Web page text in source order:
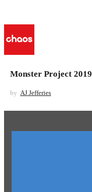
Monster Project 2019
by AJ Jefferies